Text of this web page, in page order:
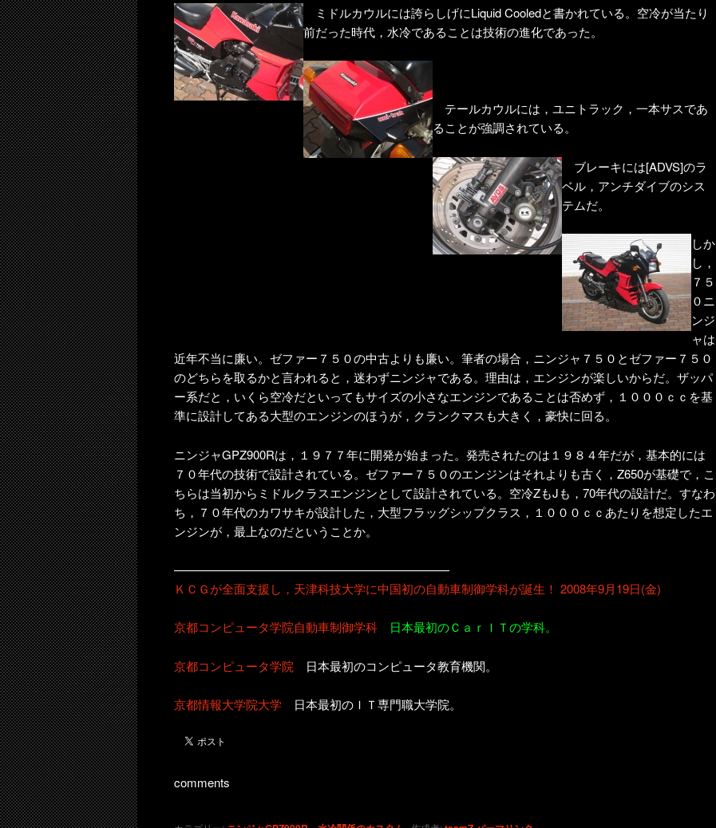
動
ミドルカウルには誇らしげにLiquid Cooledと書かれている。空冷が当たり
前だった時代，水冷であることは技術の進化であった。
テールカウルには，ユニトラック，一本サスであ
ることが強調されている。
ブレーキには[ADVS]のラ
ベル，アンチダイブのシス
テムだ。
しか
し，
７５
０ニ
ンジ
ャは
近年不当に廉い。ゼファー７５０の中古よりも廉い。筆者の場合，ニンジャ７５０とゼファー７５０
のどちらを取るかと言われると，迷わずニンジャである。理由は，エンジンが楽しいからだ。ザッパ
ー系だと，いくら空冷だといってもサイズの小さなエンジンであることは否めず，１０００ｃｃを基
準に設計してある大型のエンジンのほうが，クランクマスも大きく，豪快に回る。
ニンジャGPZ900Rは，１９７７年に開発が始まった。発売されたのは１９８４年だが，基本的には
７０年代の技術で設計されている。ゼファー７５０のエンジンはそれよりも古く，Z650が基礎で，こ
ちらは当初からミドルクラスエンジンとして設計されている。空冷ZもJも，70年代の設計だ。すなわ
ち，７０年代のカワサキが設計した，大型フラッグシップクラス，１０００ｃｃあたりを想定したエ
ンジンが，最上なのだということか。
———————————————————————
ＫＣＧが全面支援し，天津科技大学に中国初の自動車制御学科が誕生！ 2008年9月19日(金)
京都コンピュータ学院自動車制御学科 日本最初のＣａｒＩＴの学科。
京都コンピュータ学院 日本最初のコンピュータ教育機関。
京都情報大学院大学 日本最初のＩＴ専門職大学院。
comments